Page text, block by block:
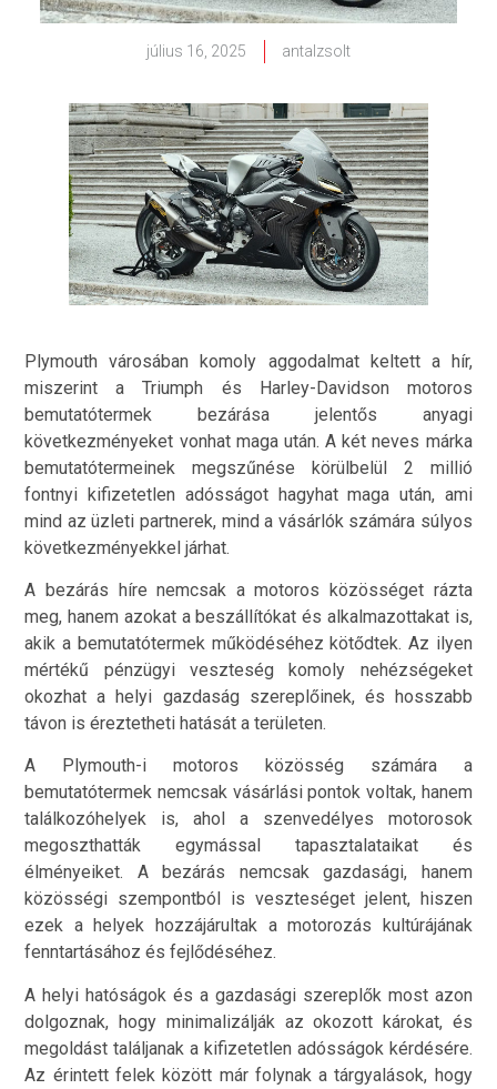
július 16, 2025 antalzsolt
Plymouth városában komoly aggodalmat keltett a hír,
miszerint a Triumph és Harley-Davidson motoros
bemutatótermek bezárása jelentős anyagi
következményeket vonhat maga után. A két neves márka
bemutatótermeinek megszűnése körülbelül 2 millió
fontnyi kifizetetlen adósságot hagyhat maga után, ami
mind az üzleti partnerek, mind a vásárlók számára súlyos
következményekkel járhat.
A bezárás híre nemcsak a motoros közösséget rázta
meg, hanem azokat a beszállítókat és alkalmazottakat is,
akik a bemutatótermek működéséhez kötődtek. Az ilyen
mértékű pénzügyi veszteség komoly nehézségeket
okozhat a helyi gazdaság szereplőinek, és hosszabb
távon is éreztetheti hatását a területen.
A Plymouth-i motoros közösség számára a
bemutatótermek nemcsak vásárlási pontok voltak, hanem
találkozóhelyek is, ahol a szenvedélyes motorosok
megoszthatták egymással tapasztalataikat és
élményeiket. A bezárás nemcsak gazdasági, hanem
közösségi szempontból is veszteséget jelent, hiszen
ezek a helyek hozzájárultak a motorozás kultúrájának
fenntartásához és fejlődéséhez.
A helyi hatóságok és a gazdasági szereplők most azon
dolgoznak, hogy minimalizálják az okozott károkat, és
megoldást találjanak a kifizetetlen adósságok kérdésére.
Az érintett felek között már folynak a tárgyalások, hogy